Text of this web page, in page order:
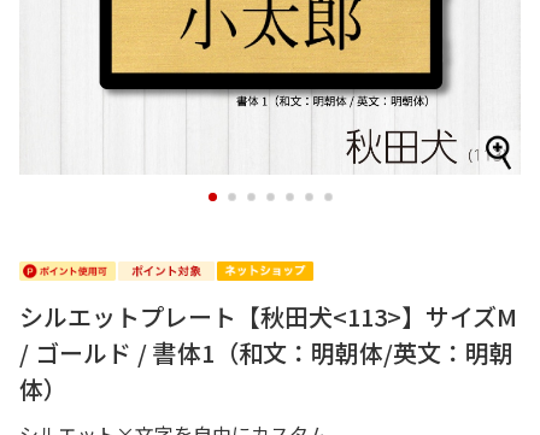
1 2 3 4 5 6 7
シルエットプレート【秋田犬<113>】サイズM
/ ゴールド / 書体1（和文：明朝体/英文：明朝
体）